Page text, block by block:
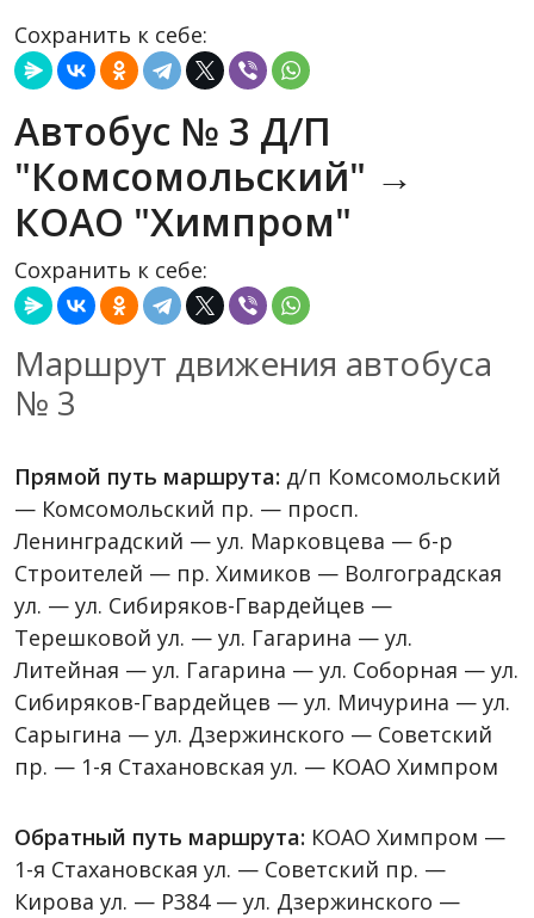
Сохранить к себе:
Автобус № 3 Д/П
"Комсомольский" →
КОАО "Химпром"
Сохранить к себе:
Маршрут движения автобуса
№ 3
Прямой путь маршрута: д/п Комсомольский
— Комсомольский пр. — просп.
Ленинградский — ул. Марковцева — б-р
Строителей — пр. Химиков — Волгоградская
ул. — ул. Сибиряков-Гвардейцев —
Терешковой ул. — ул. Гагарина — ул.
Литейная — ул. Гагарина — ул. Соборная — ул.
Сибиряков-Гвардейцев — ул. Мичурина — ул.
Сарыгина — ул. Дзержинского — Советский
пр. — 1-я Стахановская ул. — КОАО Химпром
Обратный путь маршрута: КОАО Химпром —
1-я Стахановская ул. — Советский пр. —
Кирова ул. — Р384 — ул. Дзержинского —